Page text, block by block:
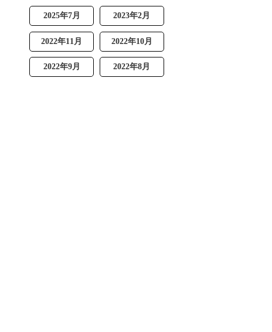
2025年7月 2023年2月
2022年11月 2022年10月
2022年9月 2022年8月